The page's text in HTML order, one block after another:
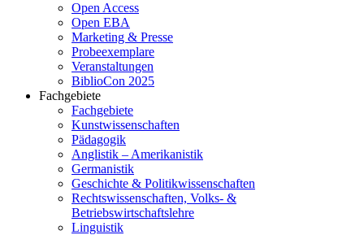
Open Access
Open EBA
Marketing & Presse
Probeexemplare
Veranstaltungen
BiblioCon 2025
Fachgebiete
Fachgebiete
Kunstwissenschaften
Pädagogik
Anglistik – Amerikanistik
Germanistik
Geschichte & Politikwissenschaften
Rechtswissenschaften, Volks- &
Betriebswirtschaftslehre
Linguistik